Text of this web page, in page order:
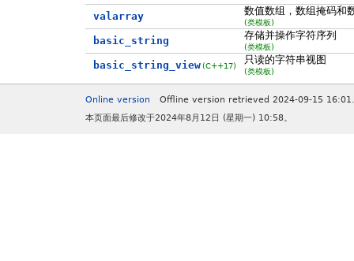
valarray 数值数组，数组掩码和
(类模板)
basic_string 存储并操作字符序列
(类模板)
basic_string_view (C++17) 只读的字符串视图
(类模板)
Online version
Offline version retrieved 2024-09-15 16:01.
本页面最后修改于2024年8月12日 (星期一) 10:58。